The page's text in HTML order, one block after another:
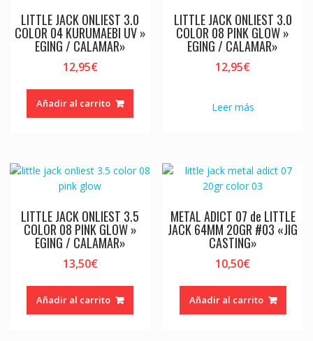
LITTLE JACK ONLIEST 3.0
COLOR 04 KURUMAEBI UV »
EGING / CALAMAR»
12,95€
Añadir al carrito
LITTLE JACK ONLIEST 3.0
COLOR 08 PINK GLOW »
EGING / CALAMAR»
12,95€
Leer más
LITTLE JACK ONLIEST 3.5
COLOR 08 PINK GLOW »
EGING / CALAMAR»
13,50€
Añadir al carrito
METAL ADICT 07 de LITTLE
JACK 64MM 20GR #03 «JIG
CASTING»
10,50€
Añadir al carrito